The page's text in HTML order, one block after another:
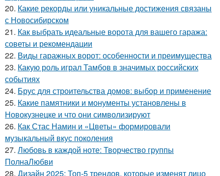
20. Какие рекорды или уникальные достижения связаны
с Новосибирском
21. Как выбрать идеальные ворота для вашего гаража:
советы и рекомендации
22. Виды гаражных ворот: особенности и преимущества
23. Какую роль играл Тамбов в значимых российских
событиях
24. Брус для строительства домов: выбор и применение
25. Какие памятники и монументы установлены в
Новокузнецке и что они символизируют
26. Как Стас Намин и «Цветы» формировали
музыкальный вкус поколения
27. Любовь в каждой ноте: Творчество группы
ПолнаЛюбви
28. Дизайн 2025: Топ-5 трендов, которые изменят лицо